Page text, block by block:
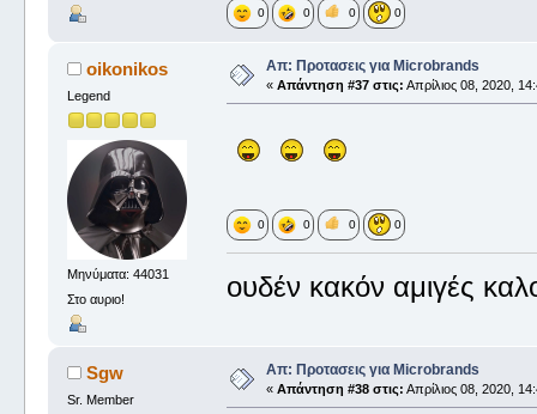
0 0 0 0
oikonikos
Legend
Μηνύματα: 44031
Στο αυριο!
Απ: Προτασεις για Microbrands
« Απάντηση #37 στις: Απρίλιος 08, 2020,
0 0 0 0
ουδέν κακόν αμιγές
Sgw
Sr. Member
Απ: Προτασεις για Microbrands
« Απάντηση #38 στις: Απρίλιος 08, 2020,